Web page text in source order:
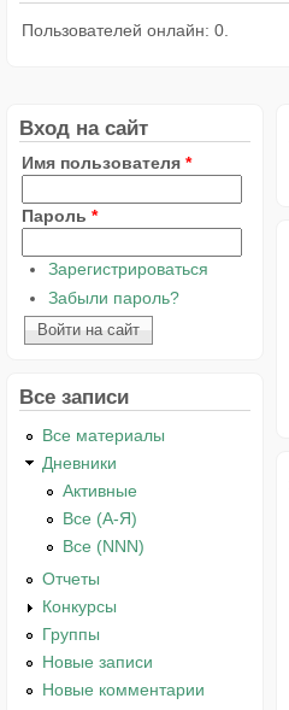
Пользователей онлайн: 0.
Вход на сайт
Имя пользователя *
Пароль *
Зарегистрироваться
Забыли пароль?
Все записи
Все материалы
Дневники
Активные
Все (А-Я)
Все (NNN)
Отчеты
Конкурсы
Группы
Новые записи
Новые комментарии